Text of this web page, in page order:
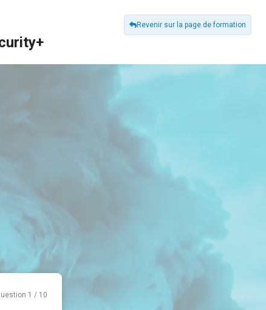
Revenir sur la page de formation
1 / 10